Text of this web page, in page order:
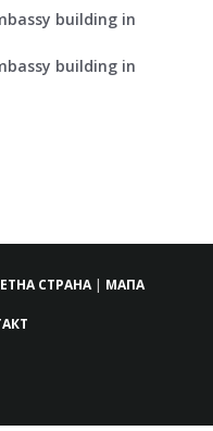
building in
building in
СТРАНА| МАПА